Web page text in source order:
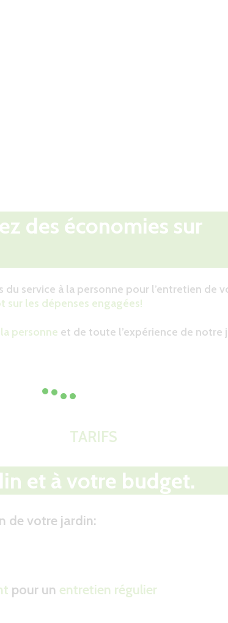
des économies sur
service à la personne pour l’entretien de
les dépenses engagées!
personne et de toute l’expérience de notre
TARIFS
et à votre budget.
de votre jardin:
pour un entretien régulier